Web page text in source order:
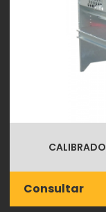
Consultar